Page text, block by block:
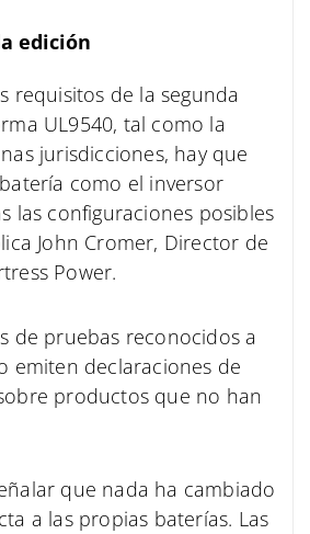
edición
requisitos de la segunda
UL9540, tal como la
jurisdicciones, hay que
como el inversor
las configuraciones posibles
John Cromer, Director de
Power.
de pruebas reconocidos a
emiten declaraciones de
productos que no han
que nada ha cambiado
a las propias baterías. Las